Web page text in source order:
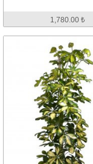
1,780.00 ₺